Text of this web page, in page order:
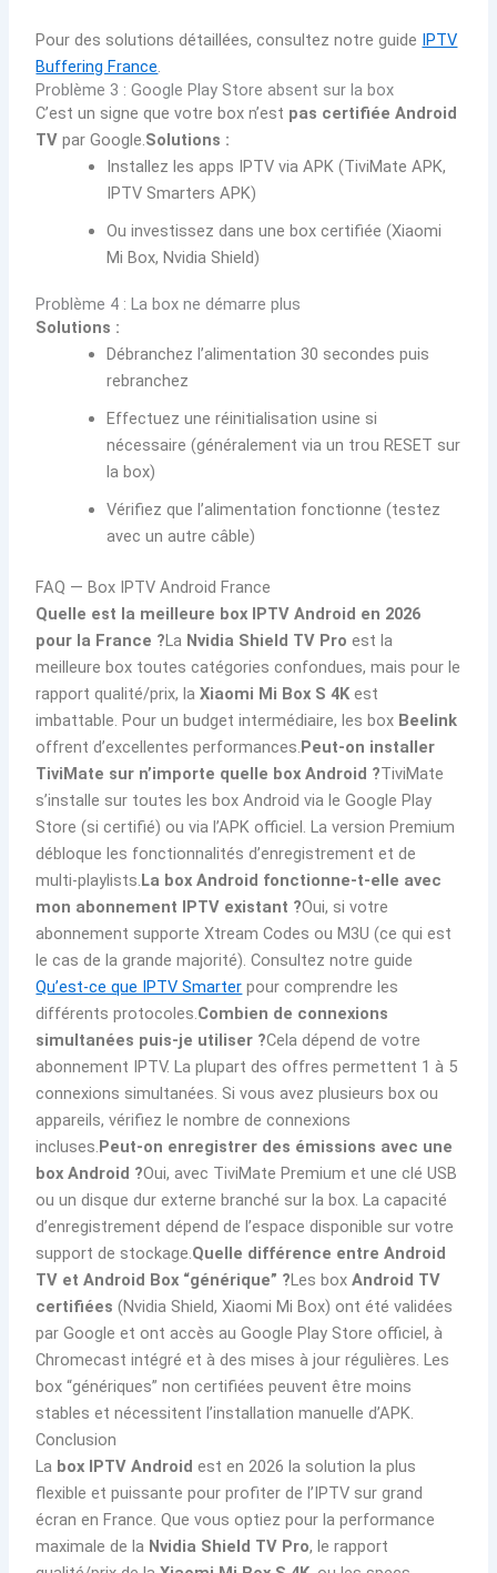
Pour des solutions détaillées, consultez notre guide IPTV
Buffering France
Problème 3 : Google Play Store absent sur la box
C’est un signe que votre box n’est pas certifiée Android
TV par Google. Solutions :
Installez les apps IPTV via APK (TiviMate APK,
IPTV Smarters APK)
Ou investissez dans une box certifiée (Xiaomi
Mi Box, Nvidia Shield)
Problème 4 : La box ne démarre plus
Solutions :
Débranchez l’alimentation 30 secondes puis
rebranchez
Effectuez une réinitialisation usine si
nécessaire (généralement via un trou RESET sur
la box)
Vérifiez que l’alimentation fonctionne (testez
avec un autre câble)
FAQ — Box IPTV Android France
Quelle est la meilleure box IPTV Android en 2026
pour la France ?La Nvidia Shield TV Pro est la
meilleure box toutes catégories confondues, mais pour le
rapport qualité/prix, laXiaomi Mi Box S 4K est
imbattable. Pour un budget intermédiaire, les box Beelink
offrent d’excellentes performances. Peut-on installer
TiviMate sur n’importe quelle box Android ?TiviMate
s’installe sur toutes les box Android via le Google Play
Store (si certifié) ou via l’APK officiel. La version Premium
débloque les fonctionnalités d’enregistrement et de
multi-playlists. La box Android fonctionne-t-elle avec
mon abonnement IPTV existant ?Oui, si votre
abonnement supporte Xtream Codes ou M3U (ce qui est
le cas de la grande majorité). Consultez notre guide
Qu’est-ce que IPTV Smarter pour comprendre les
différents protocoles.Combien de connexions
simultanées puis-je utiliser ?Cela dépend de votre
abonnement IPTV. La plupart des offres permettent 1 à 5
connexions simultanées. Si vous avez plusieurs box ou
appareils, vérifiez le nombre de connexions
incluses. Peut-on enregistrer des émissions avec une
box Android ?Oui, avec TiviMate Premium et une clé USB
ou un disque dur externe branché sur la box. La capacité
d’enregistrement dépend de l’espace disponible sur votre
support de stockage.Quelle différence entre Android
TV et Android Box “générique” ?Les boxAndroid TV
certifiées (Nvidia Shield, Xiaomi Mi Box) ont été validées
par Google et ont accès au Google Play Store officiel, à
Chromecast intégré et à des mises à jour régulières. Les
box “génériques” non certifiées peuvent être moins
stables et nécessitent l’installation manuelle d’APK.
Conclusion
La box IPTV Android est en 2026 la solution la plus
flexible et puissante pour profiter de l’IPTV sur grand
écran en France. Que vous optiez pour la performance
maximale de la Nvidia Shield TV Pro, le rapport